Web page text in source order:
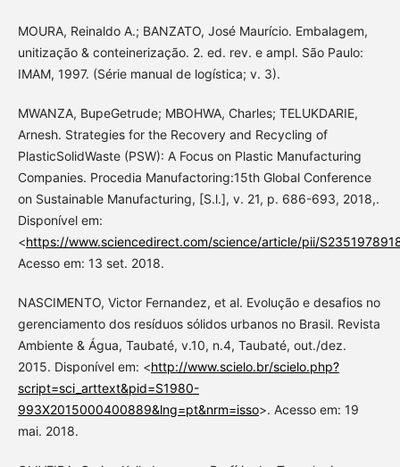
MOURA, Reinaldo A.; BANZATO, José Maurício. Embalagem,
unitização & conteinerização. 2. ed. rev. e ampl. São Paulo:
IMAM, 1997. (Série manual de logística; v. 3).
MWANZA, BupeGetrude; MBOHWA, Charles; TELUKDARIE,
Arnesh. Strategies for the Recovery and Recycling of
PlasticSolidWaste (PSW): A Focus on Plastic Manufacturing
Companies. Procedia Manufactoring:15th Global Conference
on Sustainable Manufacturing, [S.l.], v. 21, p. 686-693, 2018,.
Disponível em:
<https://www.sciencedirect.com/science/article/pii/
Acesso em: 13 set. 2018.
NASCIMENTO, Victor Fernandez, et al. Evolução e desafios no
gerenciamento dos resíduos sólidos urbanos no Brasil. Revista
Ambiente & Água, Taubaté, v.10, n.4, Taubaté, out./dez.
2015. Disponível em: <http://www.scielo.br/scielo.php?
script=sci_arttext&pid=S1980-
993X2015000400889&lng=pt&nrm=isso>. Acesso em: 19
mai. 2018.